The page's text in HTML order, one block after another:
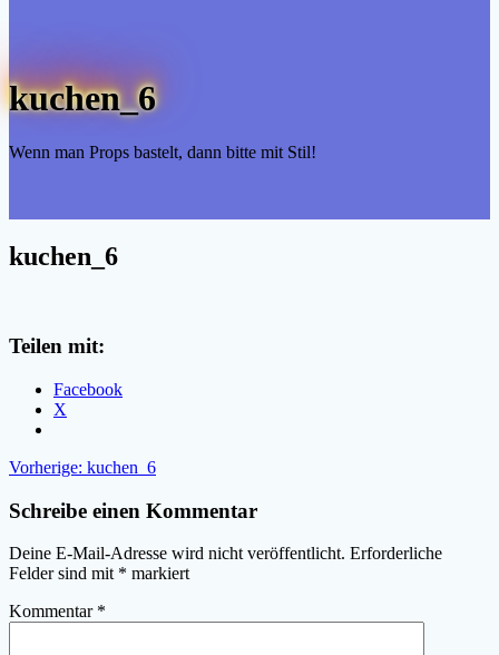
kuchen_6
Wenn man Props bastelt, dann bitte mit Stil!
kuchen_6
Teilen mit:
Facebook
X
Beitragsnavigation
Vorherige: Vorheriger
kuchen_6
Schreibe einen Kommentar
Deine E-Mail-Adresse wird nicht veröffentlicht. Erforderliche
Felder sind mit * markiert
Kommentar *